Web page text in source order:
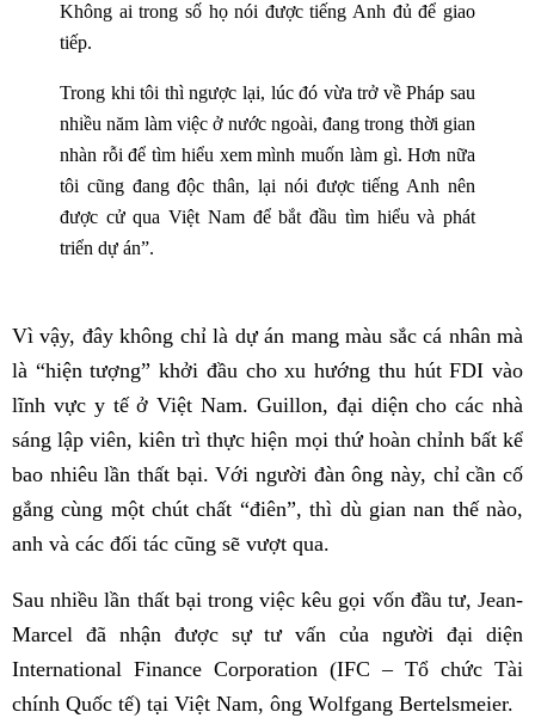
Không ai trong số họ nói được tiếng Anh đủ để giao
tiếp.
Trong khi tôi thì ngược lại, lúc đó vừa trở về Pháp sau
nhiều năm làm việc ở nước ngoài, đang trong thời gian
nhàn rỗi để tìm hiểu xem mình muốn làm gì. Hơn nữa
tôi cũng đang độc thân, lại nói được tiếng Anh nên
được cử qua Việt Nam để bắt đầu tìm hiểu và phát
triển dự án”.
Vì vậy, đây không chỉ là dự án mang màu sắc cá nhân mà
là “hiện tượng” khởi đầu cho xu hướng thu hút FDI vào
lĩnh vực y tế ở Việt Nam. Guillon, đại diện cho các nhà
sáng lập viên, kiên trì thực hiện mọi thứ hoàn chỉnh bất kể
bao nhiêu lần thất bại. Với người đàn ông này, chỉ cần cố
gắng cùng một chút chất “điên”, thì dù gian nan thế nào,
anh và các đối tác cũng sẽ vượt qua.
Sau nhiều lần thất bại trong việc kêu gọi vốn đầu tư, Jean-
Marcel đã nhận được sự tư vấn của người đại diện
International Finance Corporation (IFC – Tổ chức Tài
chính Quốc tế) tại Việt Nam, ông Wolfgang Bertelsmeier.